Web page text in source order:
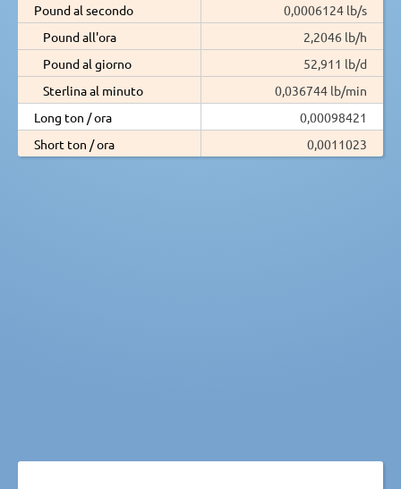
Pound al secondo
0,0006124 lb/s
Pound all'ora
2,2046 lb/h
Pound al giorno
52,911 lb/d
Sterlina al minuto
0,036744 lb/min
Long ton / ora
0,00098421
Short ton / ora
0,0011023